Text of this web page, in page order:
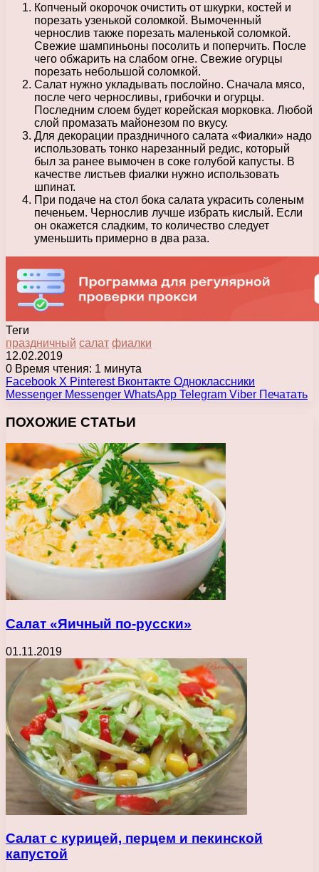
Копченый окорочок очистить от шкурки, костей и
порезать узенькой соломкой. Вымоченный
чернослив также порезать маленькой соломкой.
Свежие шампиньоны посолить и поперчить. После
чего обжарить на слабом огне. Свежие огурцы
порезать небольшой соломкой.
Салат нужно укладывать послойно. Сначала мясо,
после чего черносливы, грибочки и огурцы.
Последним слоем будет корейская морковка. Любой
слой промазать майонезом по вкусу.
Для декорации праздничного салата «Фиалки» надо
использовать тонко нарезанный редис, который
был за ранее вымочен в соке голубой капусты. В
качестве листьев фиалки нужно использовать
шпинат.
При подаче на стол бока салата украсить соленым
печеньем. Чернослив лучше избрать кислый. Если
он окажется сладким, то количество следует
уменьшить примерно в два раза.
Теги
праздничный салат фиалки
12.02.2019
0 Время чтения: 1 минута
Facebook X Pinterest Вконтакте Одноклассники
Messenger Messenger WhatsApp Telegram Viber Печатать
ПОХОЖИЕ СТАТЬИ
Салат «Яичный по-русски»
01.11.2019
Салат с курицей, перцем и пекинской
капустой